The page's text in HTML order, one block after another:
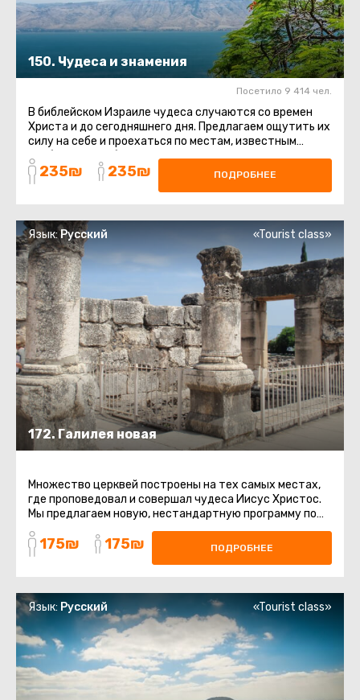
150. Чудеса и знамения
Посетило 9 414 чел.
В библейском Израиле чудеса случаются со времен
Христа и до сегодняшнего дня. Предлагаем ощутить их
силу на себе и проехаться по местам, известным
необычными событиями ...
235₪ 235₪ ПОДРОБНЕЕ
172. Галилея новая
Язык:Русский «Tourist class»
Множество церквей построены на тех самых местах,
где проповедовал и совершал чудеса Иисус Христос.
Мы предлагаем новую, нестандартную программу по
175₪ 175₪ ПОДРОБНЕЕ
Язык: Русский «Tourist class»